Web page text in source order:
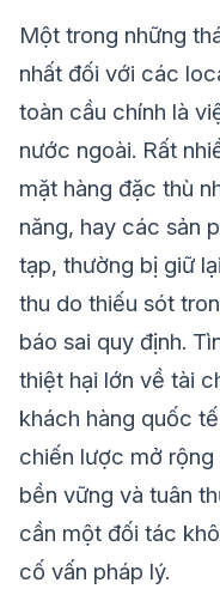
Một trong những
nhất đối với các
toàn cầu chính là
nước ngoài. Rất
mặt hàng đặc thù
năng, hay các sản
tạp, thường bị giữ
thu do thiếu sót
báo sai quy định.
thiệt hại lớn về tài
khách hàng quốc
chiến lược mở
bền vững và tuân
cần một đối tác
cố vấn pháp lý.